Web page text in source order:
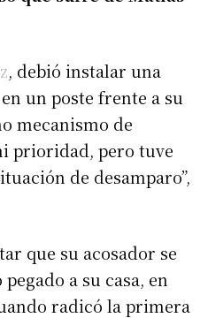
, debió instalar una
un poste frente a su
mecanismo de
prioridad, pero tuve
de desamparo”,
que su acosador se
a su casa, en
radicó la primera